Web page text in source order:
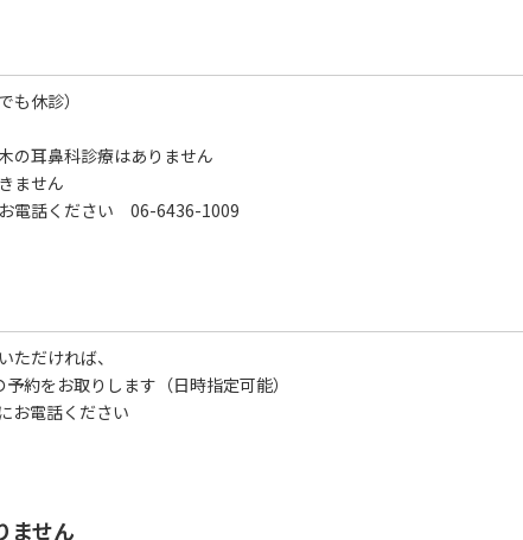
休診）
耳鼻科診療はありません
ません
電話ください 06-6436-1009
だければ、
約をお取りします（日時指定可能）
お電話ください
ません